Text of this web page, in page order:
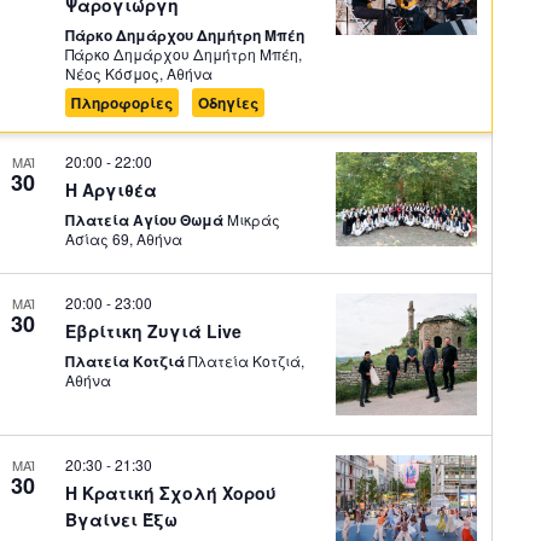
Ψαρογιώργη
Πάρκο Δημάρχου Δημήτρη Μπέη
Πάρκο Δημάρχου Δημήτρη Μπέη,
Nέος Κόσμος, Αθήνα
Πληροφορίες Οδηγίες
ΜΑΪ
30
20:00-22:00
Η Αργιθέα
Πλατεία Αγίου ΘωμάΜικράς
Ασίας 69, Αθήνα
ΜΑΪ
30
20:00-23:00
Εβρίτικη Ζυγιά Live
Πλατεία ΚοτζιάΠλατεία Κοτζιά,
Αθήνα
ΜΑΪ
30
20:30-21:30
Η Κρατική Σχολή Χορού
Βγαίνει Έξω